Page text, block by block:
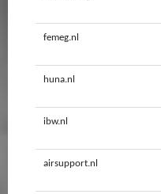
femeg.nl
huna.nl
ibw.nl
airsupport.nl